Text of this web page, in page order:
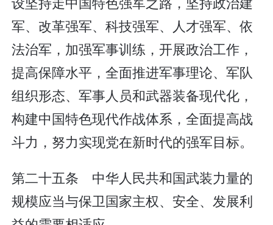
军、改革强军、科技强军、人才强军、依
法治军，加强军事训练，开展政治工作，
提高保障水平，全面推进军事理论、军队
组织形态、军事人员和武器装备现代化，
构建中国特色现代作战体系，全面提高战
斗力，努力实现党在新时代的强军目标。
第二十五条 中华人民共和国武装力量的
规模应当与保卫国家主权、安全、发展利